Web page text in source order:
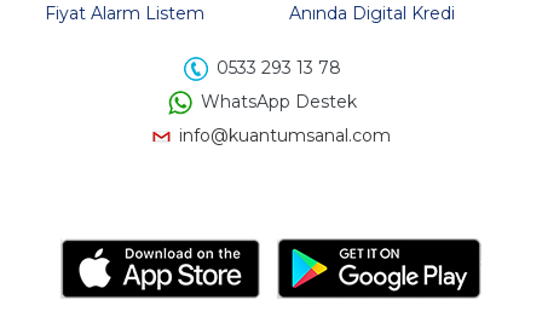
Fiyat Alarm Listem
Anında Digital Kredi
0533 293 13 78
WhatsApp Destek
info@kuantumsanal.com